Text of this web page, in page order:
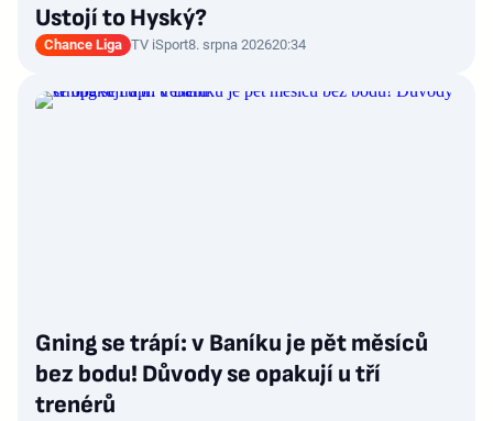
Ustojí to Hyský?
Chance Liga TV iSport8. srpna 202620:34
Gning se trápí: v Baníku je pět měsíců
bez bodu! Důvody se opakují u tří
trenérů